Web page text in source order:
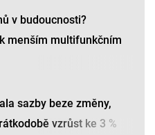
v budoucnosti?
menším multifunkčním
sazby beze změny,
vzrůst ke 3 %